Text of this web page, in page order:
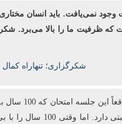
نمی‌یافت. باید انسان
که ظرفیت ما را بالا می‌برد.
شکرگزاری؛ تنهاراه کمال
انبیا آمدند تا به آدمیان بفهمانند که برای این دنیا آفریده نشده‌اند. اینجا یک جلسه
می‌انجامد، در مقابل بی‌نهایت آخرت چه نسبتی دارد؟ شما 3 ساعت در جلسه امتحان کنکور می‌نشینید تا 30 سال بعد از آن